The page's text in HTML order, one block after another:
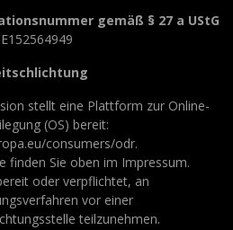
gemäß § 27 a UStG
stellt eine Plattform zur Online-
(OS) bereit:
consumers/odr.
finden Sie oben im Impressum.
oder verpflichtet, an
vor einer
teilzunehmen.